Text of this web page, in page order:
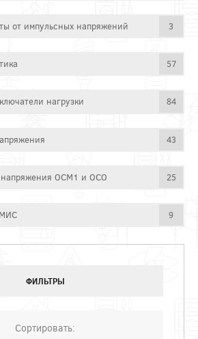
от импульсных напряжений 3
57
нагрузки 84
43
напряжения ОСМ1 и ОСО 25
9
ФИЛЬТРЫ
Сортировать: